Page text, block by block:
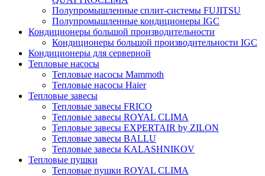
Полупромышленные сплит-системы FUJITSU
Полупромышленные кондиционеры IGC
Кондиционеры большой производительности
Кондиционеры большой производительности IGC
Кондиционеры для серверной
Тепловые насосы
Тепловые насосы Mammoth
Тепловые насосы Haier
Тепловые завесы
Тепловые завесы FRICO
Тепловые завесы ROYAL CLIMA
Тепловые завесы EXPERTAIR by ZILON
Тепловые завесы BALLU
Тепловые завесы KALASHNIKOV
Тепловые пушки
Тепловые пушки ROYAL CLIMA